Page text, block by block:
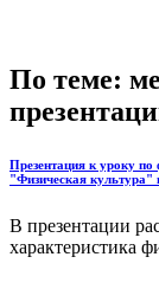
По теме:
Презентация к уроку по
"Физическая культура"
В презентации
характеристика